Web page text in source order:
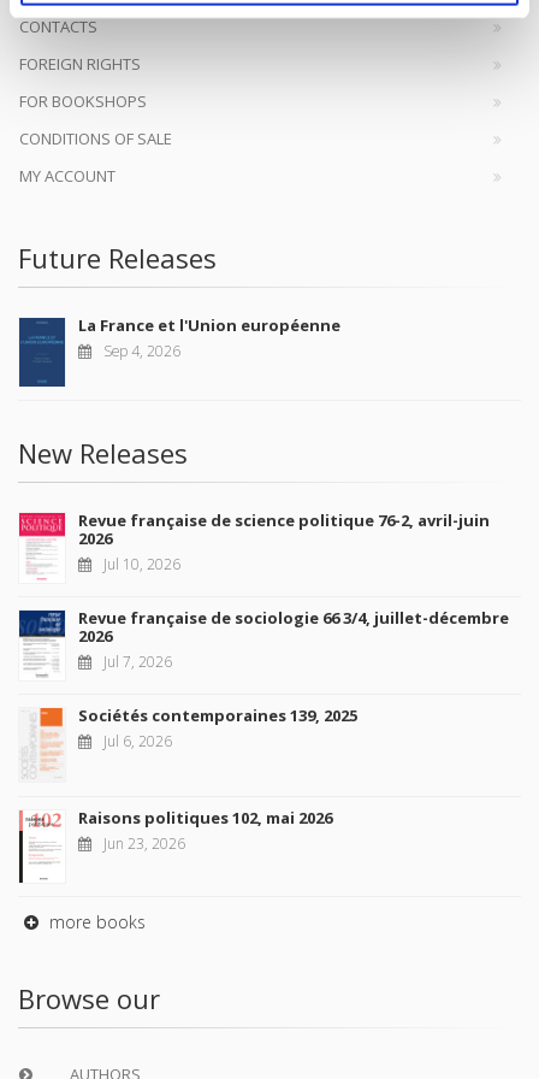
CONTACTS
FOREIGN RIGHTS
FOR BOOKSHOPS
CONDITIONS OF SALE
MY ACCOUNT
Future Releases
La France et l'Union européenne
Sep 4, 2026
New Releases
Revue française de science politique 76-2, avril-juin
2026
Jul 10, 2026
Revue française de sociologie 66 3/4, juillet-décembre
2026
Jul 7, 2026
Sociétés contemporaines 139, 2025
Jul 6, 2026
Raisons politiques 102, mai 2026
Jun 23, 2026
more books
Browse our
AUTHORS